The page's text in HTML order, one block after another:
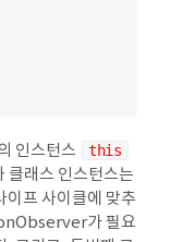
인스턴스 this
클래스 인스턴스는
이프 사이클에 맞추
가 필요